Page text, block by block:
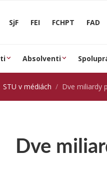
SjF FEI FCHPT FAD
Absolventi
STU v médiách Dve miliardy
Dve